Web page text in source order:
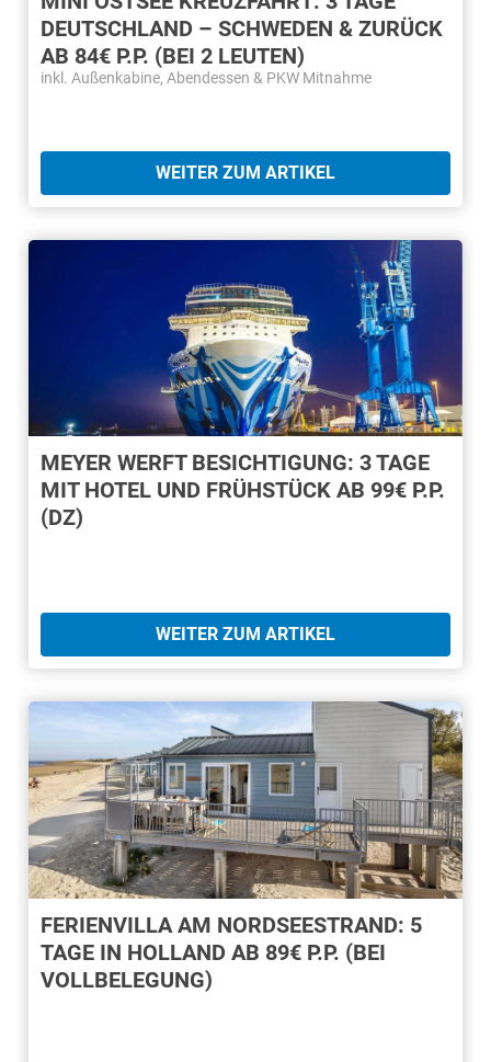
DEUTSCHLAND – SCHWEDEN & ZURÜCK
AB 84€ P.P. (BEI 2 LEUTEN)
inkl. Außenkabine, Abendessen & PKW Mitnahme
WEITER ZUM ARTIKEL
MEYER WERFT BESICHTIGUNG: 3 TAGE
MIT HOTEL UND FRÜHSTÜCK AB 99€ P.P.
(DZ)
WEITER ZUM ARTIKEL
FERIENVILLA AM NORDSEESTRAND: 5
TAGE IN HOLLAND AB 89€ P.P. (BEI
VOLLBELEGUNG)